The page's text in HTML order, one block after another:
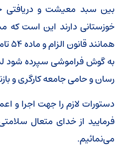
بین سبد معیشت و دریافتی
خوزستانی دارند این است که
به گوش فراموشی سپرده شود
رسان و حامی جامعه کارگری و
فرمایید از خدای متعال
می‌نمائیم.